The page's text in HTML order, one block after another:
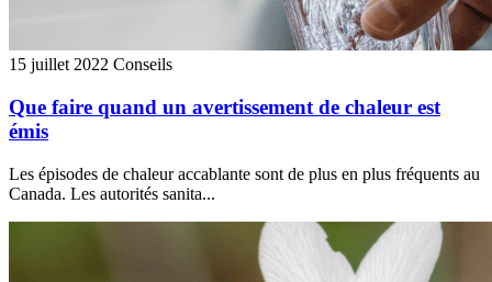
15 juillet 2022 Conseils
Que faire quand un avertissement de chaleur est
émis
Les épisodes de chaleur accablante sont de plus en plus fréquents au
Canada. Les autorités sanita...